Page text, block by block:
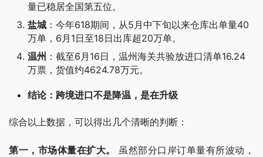
量已稳居全国第五位。
盐城 ：今年618期间，从5月中下旬以来仓库出单量40
万单，6月1日至18日出库超20万单。
温州 ：截至6月16日，温州海关共验放进口清单16.24
万票，货值约4624.78万元。
结论：跨境进口不是降温，是在升级
综合以上数据，可以得出几个清晰的判断：
第一，市场体量在扩大。
虽然部分口岸订单量有所波动，